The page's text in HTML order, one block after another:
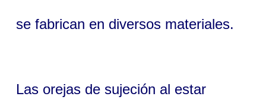
se fabrican en diversos materiales.
Las orejas de sujeción al estar